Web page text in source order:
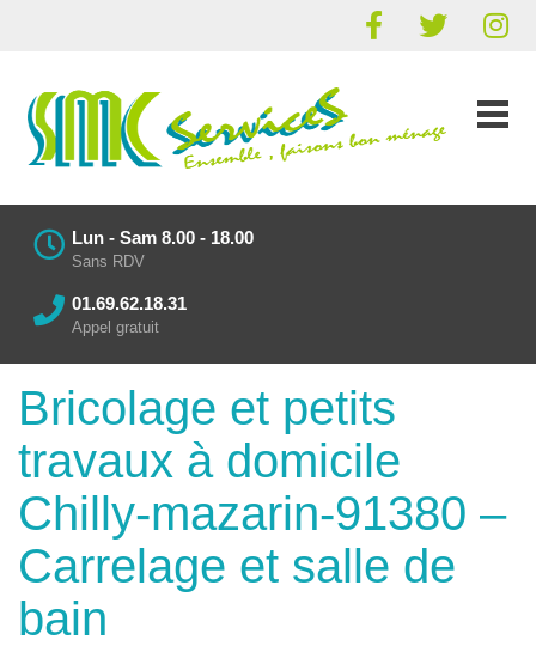
Lun - Sam 8.00 - 18.00
Sans RDV
01.69.62.18.31
Appel gratuit
Bricolage et petits
travaux à domicile
Chilly-mazarin-91380 –
Carrelage et salle de
bain